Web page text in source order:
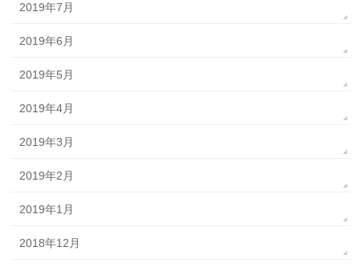
2019年7月
2019年6月
2019年5月
2019年4月
2019年3月
2019年2月
2019年1月
2018年12月